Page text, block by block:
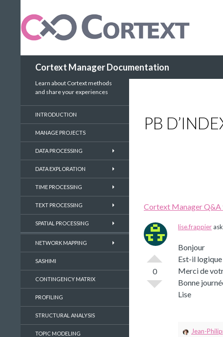
Cortext Manager Documentation
PB
Cortext Manager Q&A
0
lise.frappier
Bonjour
Est-il logique
Merci de
Bonne
Lise
Jean-
Learn about Cortext methods
and share your experiences
INTRODUCTION
MANAGE PROJECTS
DATA PROCESSING
DATA EXPLORATION
TIME PROCESSING
TEXT PROCESSING
SPATIAL PROCESSING
NETWORK MAPPING
SASHIMI
CONTINGENCY MATRIX
PROFILING
STRUCTURAL ANALYSIS
TOPIC MODELING